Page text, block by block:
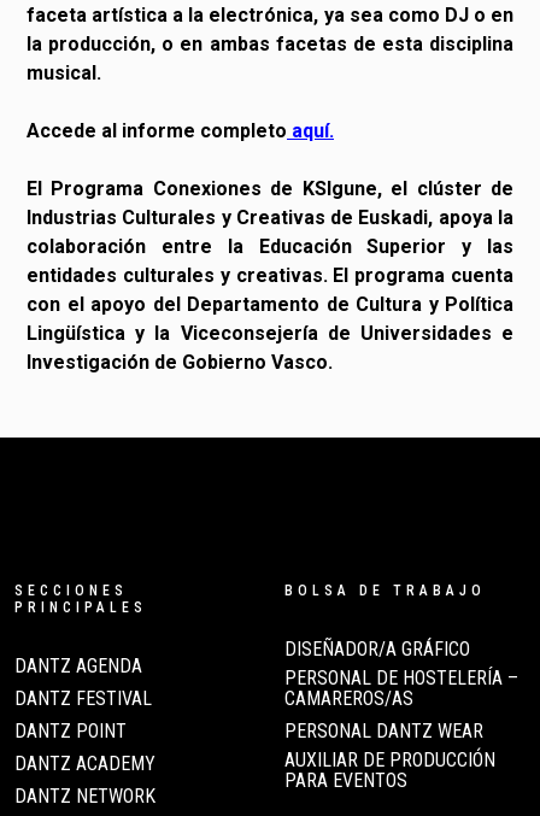
faceta artística a la electrónica, ya sea como DJ o en
la producción, o en ambas facetas de esta disciplina
musical.
Accede al informe completo aquí.
El Programa Conexiones de KSIgune, el clúster de
Industrias Culturales y Creativas de Euskadi, apoya la
colaboración entre la Educación Superior y las
entidades culturales y creativas. El programa cuenta
con el apoyo del Departamento de Cultura y Política
Lingüística y la Viceconsejería de Universidades e
Investigación de Gobierno Vasco.
SECCIONES
PRINCIPALES
DANTZ AGENDA
DANTZ FESTIVAL
DANTZ POINT
DANTZ ACADEMY
DANTZ NETWORK
BOLSA DE TRABAJO
DISEÑADOR/A GRÁFICO
PERSONAL DE HOSTELERÍA –
CAMAREROS/AS
PERSONAL DANTZ WEAR
AUXILIAR DE PRODUCCIÓN
PARA EVENTOS